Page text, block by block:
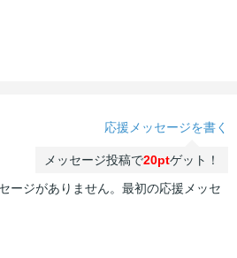
応援メッセージを書く
メッセージ投稿で20ptゲット！
ージがありません。最初の応援メッセ